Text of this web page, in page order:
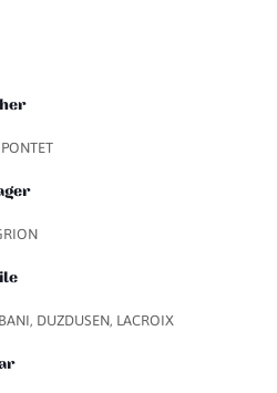
DUZDUSEN, LACROIX